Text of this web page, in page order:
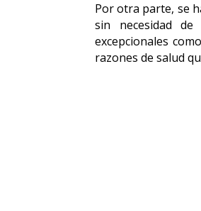
Por otra parte, se
sin necesidad de
excepcionales
razones de salud